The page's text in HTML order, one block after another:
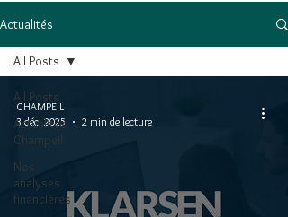
Actualités
All Posts
Actualités
Champeil
Nos
analyses
financières
All Posts
CHAMPEIL
3 déc. 2025
2 min de lecture